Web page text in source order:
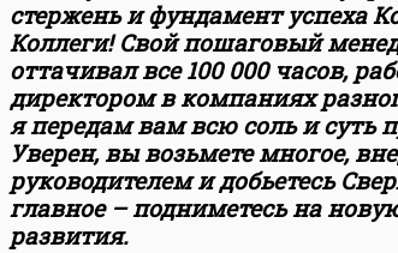
стержень и фундамент успеха
Коллеги! Свой пошаговый
оттачивал все 100 000 часов,
директором в компаниях
я передам вам всю соль и суть
Уверен, вы возьмете многое,
руководителем и добьетесь
главное – подниметесь на
развития.